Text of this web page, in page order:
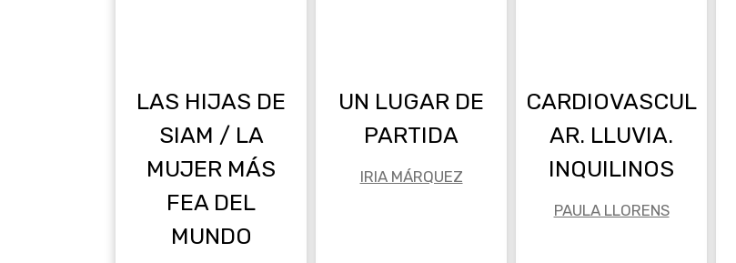
LAS HIJAS DE
SIAM / LA
MUJER MÁS
FEA DEL
MUNDO
UN LUGAR DE
PARTIDA
IRIA MÁRQUEZ
CARDIOVASCUL
AR. LLUVIA.
INQUILINOS
PAULA LLORENS